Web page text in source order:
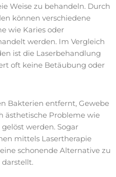
Weise zu behandeln. Durch
können verschiedene
wie Karies oder
werden. Im Vergleich
ist die Laserbehandlung
oft keine Betäubung oder
Bakterien entfernt, Gewebe
ästhetische Probleme wie
werden. Sogar
mittels Lasertherapie
schonende Alternative zu